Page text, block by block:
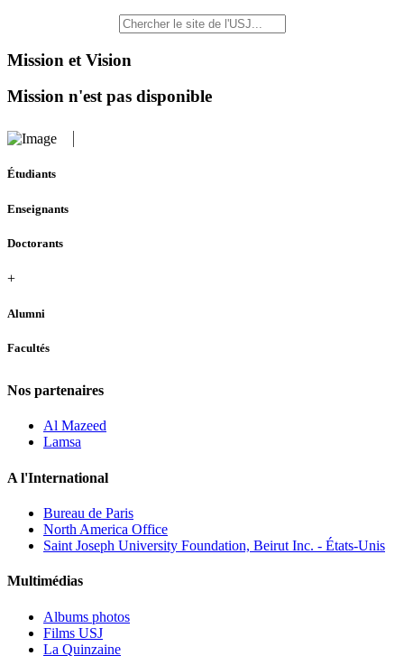
Mission et Vision
Mission n'est pas disponible
Étudiants
Enseignants
Doctorants
+
Alumni
Facultés
Nos partenaires
Al Mazeed
Lamsa
A l'International
Bureau de Paris
North America Office
Saint Joseph University Foundation, Beirut Inc. - États-Unis
Multimédias
Albums photos
Films USJ
La Quinzaine